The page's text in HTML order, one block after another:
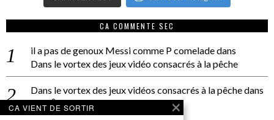
CA COMMENTE SEC
il a pas de genoux Messi comme P comeladedans
Dans le vortex des jeux vidéo consacrés à la pêche
Dans le vortex des jeux vidéos consacrés à la pêchedans
PACÔME THIELLEMENT
La séance d’Hip Gnose
CA VIENT DE SORTIR